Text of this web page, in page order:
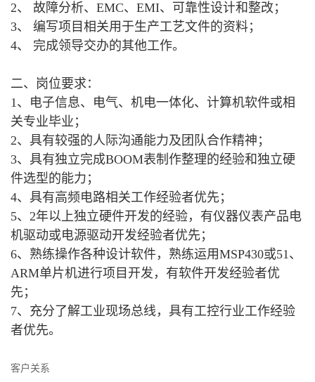
2、 故障分析、EMC、EMI、可靠性设计和整改；
3、 编写项目相关用于生产工艺文件的资料；
4、 完成领导交办的其他工作。
二、岗位要求：
1、电子信息、电气、机电一体化、计算机软件或相
关专业毕业；
2、具有较强的人际沟通能力及团队合作精神；
3、具有独立完成BOOM表制作整理的经验和独立硬
件选型的能力；
4、具有高频电路相关工作经验者优先；
5、2年以上独立硬件开发的经验，有仪器仪表产品电
机驱动或电源驱动开发经验者优先；
6、熟练操作各种设计软件，熟练运用MSP430或51、
ARM单片机进行项目开发，有软件开发经验者优
先；
7、充分了解工业现场总线，具有工控行业工作经验
者优先。
客户关系